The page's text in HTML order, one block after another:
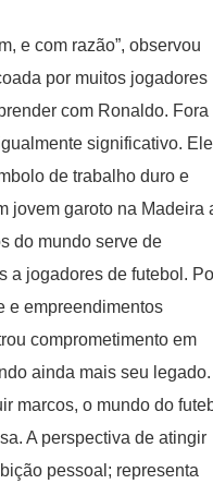
e com razão”, observou
por muitos jogadores
com Ronaldo. Fora
significativo. Ele
de trabalho duro e
jovem garoto na Madeira
do mundo serve de
a jogadores de futebol.
e empreendimentos
comprometimento em
ainda mais seu legado.
marcos, o mundo do
A perspectiva de atingir
pessoal; representa